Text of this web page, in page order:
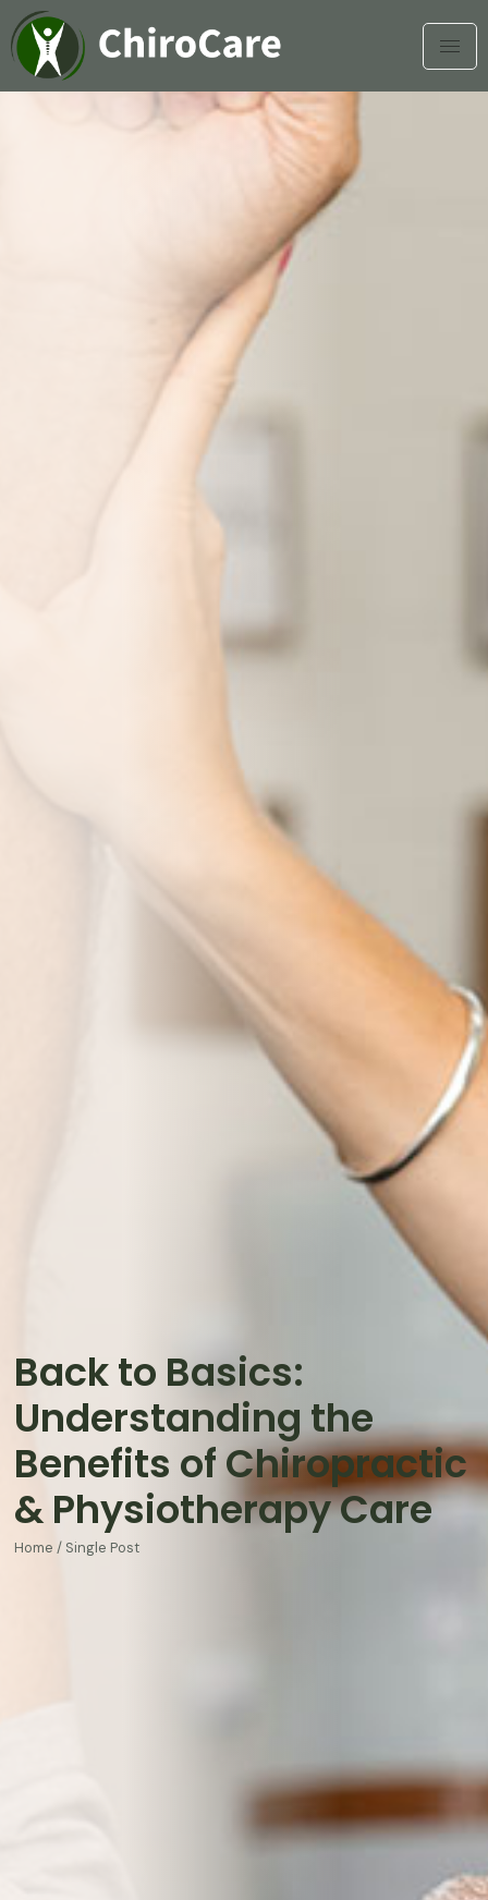
Back to Basics:
Understanding the
Benefits of Chiropractic
& Physiotherapy Care
Home / Single Post